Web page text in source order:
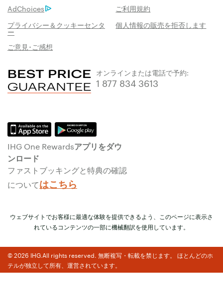
AdChoices
ご利用規約
プライバシー＆クッキーセンタ
ー
個人情報の販売を拒否します
ご意見･ご感想
オンラインまたは電話で予約:
1 877 834 3613
IHG One Rewardsアプリをダウ
ンロード
ファストブッキングと特典の確認
についてはこちら
ウェブサイトでお客様に最適な体験を提供できるよう、このページに表示さ
れているコンテンツの一部に機械翻訳を使用しています。
© 2026 IHG.All rights reserved. 無断複写・転載を禁じます。 ほとんどのホ
テルが独立して所有、運営されています。